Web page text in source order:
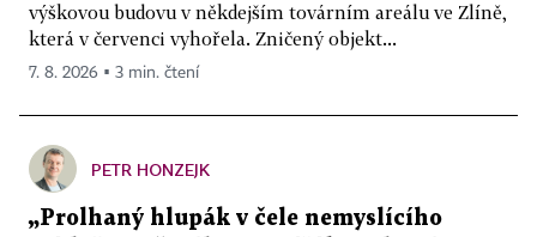
výškovou budovu v někdejším továrním areálu ve Zlíně,
která v červenci vyhořela. Zničený objekt...
7. 8. 2026 ▪ 3 min. čtení
PETR HONZEJK
„Prolhaný hlupák v čele nemyslícího